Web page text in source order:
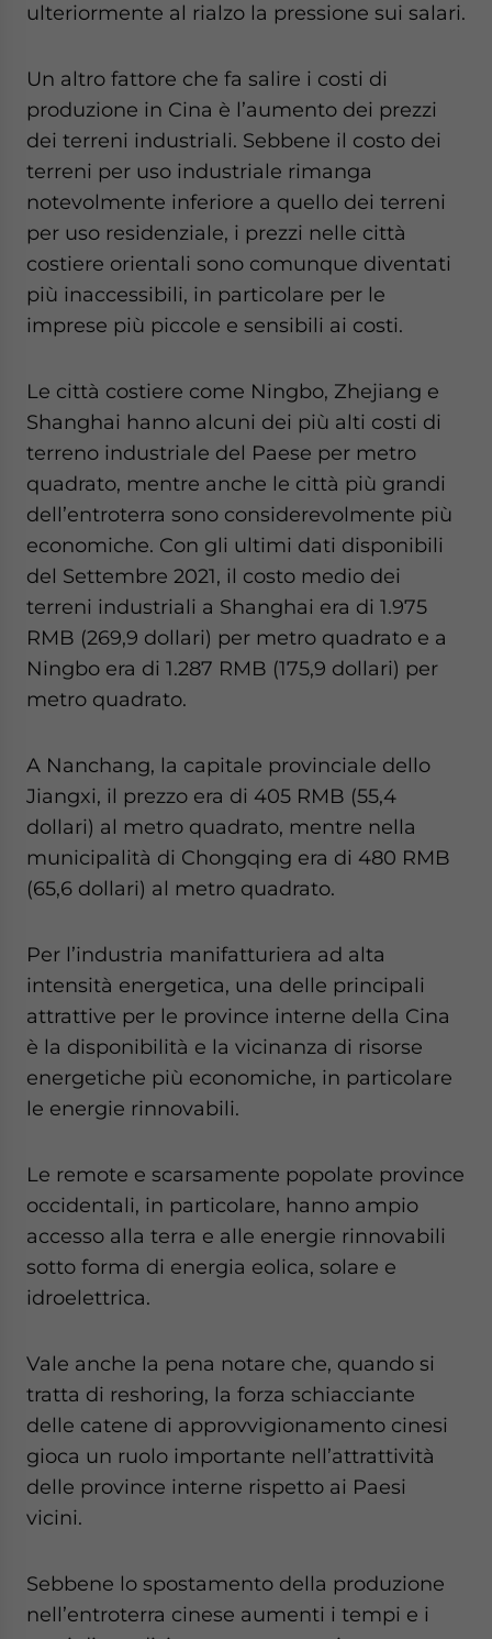
ulteriormente al rialzo la pressione sui salari.
Un altro fattore che fa salire i costi di
produzione in Cina è l’aumento dei prezzi
dei terreni industriali. Sebbene il costo dei
terreni per uso industriale rimanga
notevolmente inferiore a quello dei terreni
per uso residenziale, i prezzi nelle città
costiere orientali sono comunque diventati
più inaccessibili, in particolare per le
imprese più piccole e sensibili ai costi.
Le città costiere come Ningbo, Zhejiang e
Shanghai hanno alcuni dei più alti costi di
terreno industriale del Paese per metro
quadrato, mentre anche le città più grandi
dell’entroterra sono considerevolmente più
economiche. Con gli ultimi dati disponibili
del Settembre 2021, il costo medio dei
terreni industriali a Shanghai era di 1.975
RMB (269,9 dollari) per metro quadrato e a
Ningbo era di 1.287 RMB (175,9 dollari) per
metro quadrato.
A Nanchang, la capitale provinciale dello
Jiangxi, il prezzo era di 405 RMB (55,4
dollari) al metro quadrato, mentre nella
municipalità di Chongqing era di 480 RMB
(65,6 dollari) al metro quadrato.
Per l’industria manifatturiera ad alta
intensità energetica, una delle principali
attrattive per le province interne della Cina
è la disponibilità e la vicinanza di risorse
energetiche più economiche, in particolare
le energie rinnovabili.
Le remote e scarsamente popolate province
occidentali, in particolare, hanno ampio
accesso alla terra e alle energie rinnovabili
sotto forma di energia eolica, solare e
idroelettrica.
Vale anche la pena notare che, quando si
tratta di reshoring, la forza schiacciante
delle catene di approvvigionamento cinesi
gioca un ruolo importante nell’attrattività
delle province interne rispetto ai Paesi
vicini.
Sebbene lo spostamento della produzione
nell’entroterra cinese aumenti i tempi e i